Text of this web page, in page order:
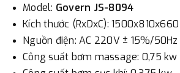
3. Chuyển khoản qua ngân hàng
- Nếu địa điểm giao hàng khác với địa
Model: Govern JS-8094
Kích thước (RxDxC):
Nguồn điện: AC 220V ± 15%/50Hz
Công suất bơm massage: 0,75 kw